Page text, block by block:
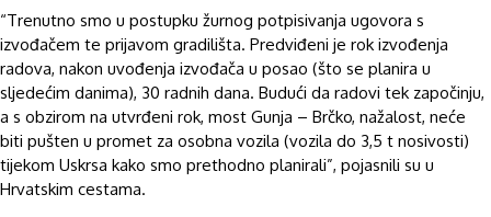
“Trenutno smo u postupku žurnog potpisivanja ugovora s
izvođačem te prijavom gradilišta. Predviđeni je rok izvođenja
radova, nakon uvođenja izvođača u posao (što se planira u
sljedećim danima), 30 radnih dana. Budući da radovi tek započinju,
a s obzirom na utvrđeni rok, most Gunja – Brčko, nažalost, neće
biti pušten u promet za osobna vozila (vozila do 3,5 t nosivosti)
tijekom Uskrsa kako smo prethodno planirali”, pojasnili su u
Hrvatskim cestama.